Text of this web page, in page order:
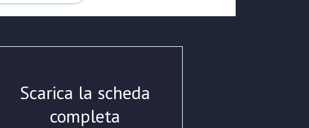
Scarica la scheda
completa